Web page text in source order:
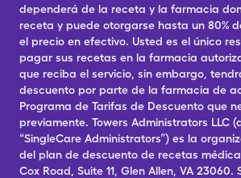
dependerá de la receta y la farmacia
receta y puede otorgarse hasta un 80%
el precio en efectivo. Usted es el único
pagar sus recetas en la farmacia
que reciba el servicio, sin embargo,
descuento por parte de la farmacia de
Programa de Tarifas de Descuento que
previamente. Towers Administrators LLC
“SingleCare Administrators”) es la
del plan de descuento de recetas
Cox Road, Suite 11, Glen Allen, VA 23060.